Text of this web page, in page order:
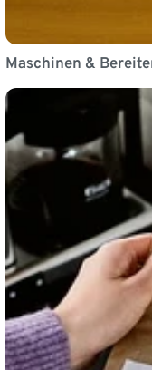
Maschinen &